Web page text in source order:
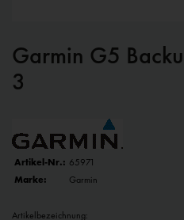
Garmin G5
3
Artikel-Nr.: 65971
Marke:
Garmin
Artikelbezeichnung: